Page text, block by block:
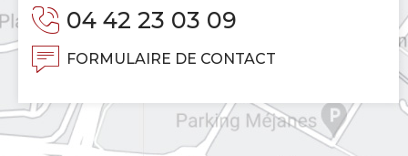
04 42 23 03 09
FORMULAIRE DE CONTACT